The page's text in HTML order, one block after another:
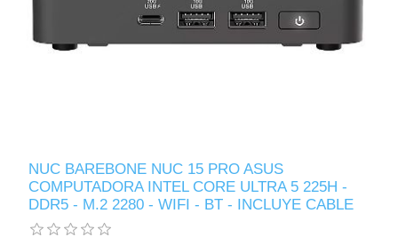
NUC BAREBONE NUC 15 PRO ASUS
COMPUTADORA INTEL CORE ULTRA 5 225H -
DDR5 - M.2 2280 - WIFI - BT - INCLUYE CABLE